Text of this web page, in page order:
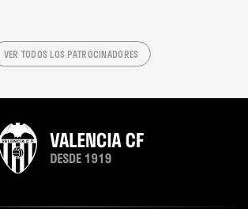
VER TODOS LOS PATROCINADORES